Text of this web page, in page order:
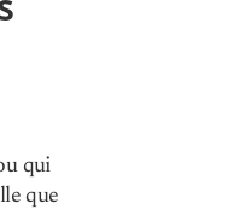
qui
que